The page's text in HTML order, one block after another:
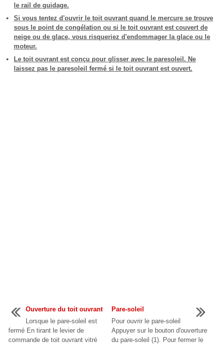
le rail de guidage.
Si vous tentez d'ouvrir le toit ouvrant quand le mercure se trouve
sous le point de congélation ou si le toit ouvrant est couvert de
neige ou de glace, vous risqueriez d'endommager la glace ou le
moteur.
Le toit ouvrant est conçu pour glisser avec le paresoleil. Ne
laissez pas le paresoleil fermé si le toit ouvrant est ouvert.
Ouverture du toit ouvrant
Lorsque le pare-soleil est
fermé En tirant le levier de
commande de toit ouvrant vitré
Pare-soleil
Pour ouvrir le pare-soleil
Appuyer sur le bouton d'ouverture
du pare-soleil (1). Pour fermer le